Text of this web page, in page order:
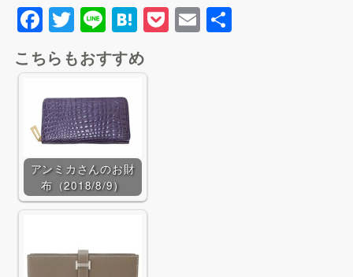
F
a
c
e
b
o
o
k
T
wi
tt
er
Li
n
e
H
at
e
P
o
E
m
共
こちらもおすすめ
アンミカさんのお財
布（2018/8/9）